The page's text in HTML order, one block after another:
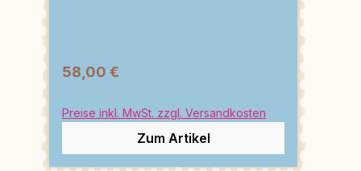
58,00 €
Preise inkl. MwSt. zzgl. Versandkosten
Zum Artikel